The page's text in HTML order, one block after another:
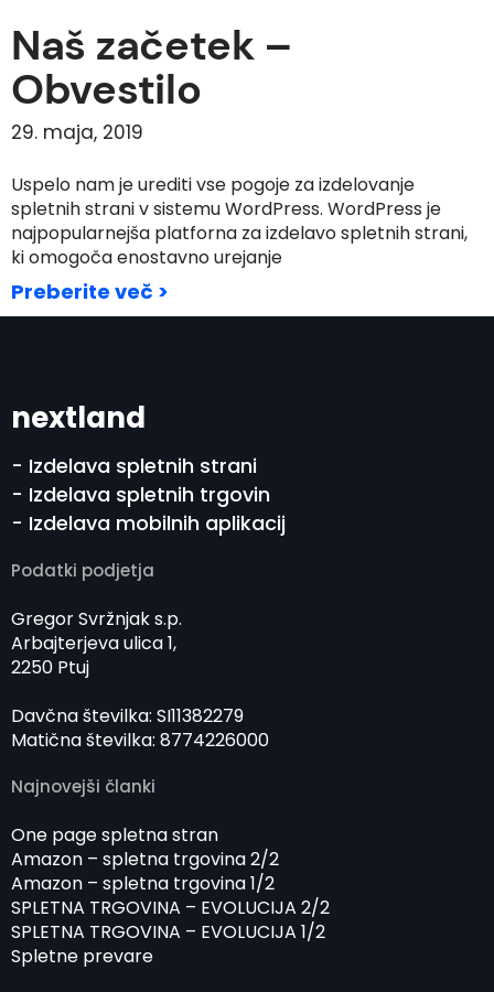
Naš začetek –
Obvestilo
29. maja, 2019
Uspelo nam je urediti vse pogoje za izdelovanje
spletnih strani v sistemu WordPress. WordPress je
najpopularnejša platforna za izdelavo spletnih strani,
ki omogoča enostavno urejanje
Preberite več >
nextland
- Izdelava spletnih strani
- Izdelava spletnih trgovin
- Izdelava mobilnih aplikacij
Podatki podjetja
Gregor Svržnjak s.p.
Arbajterjeva ulica 1,
2250 Ptuj
Davčna številka: SI11382279
Matična številka: 8774226000
Najnovejši članki
One page spletna stran
Amazon – spletna trgovina 2/2
Amazon – spletna trgovina 1/2
SPLETNA TRGOVINA – EVOLUCIJA 2/2
SPLETNA TRGOVINA – EVOLUCIJA 1/2
Spletne prevare